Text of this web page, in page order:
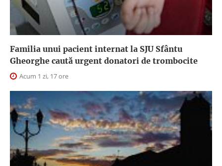
Familia unui pacient internat la SJU Sfântu
Gheorghe caută urgent donatori de trombocite
Acum 1 zi, 17 ore